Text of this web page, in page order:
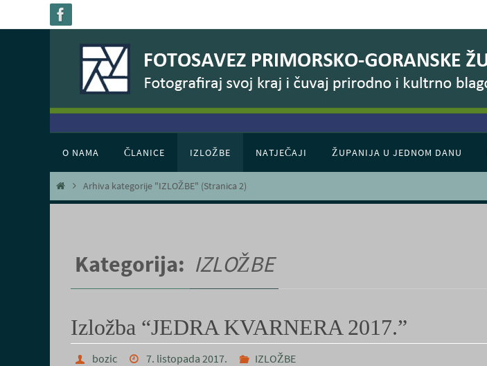
do
sadržaja
O NAMA ČLANICE IZLOŽBE NATJEČAJI ŽUPANIJA U JEDNOM DANU
HomeArhiva kategorije "IZLOŽBE" (Stranica 2)
Kategorija: IZLOŽBE
Izložba “JEDRA KVARNERA 2017.”
bozic 7. listopada 2017. IZLOŽBE